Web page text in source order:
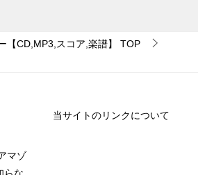
【CD,MP3,スコア,楽譜】
TOP
当サイトのリンクについて
マゾ